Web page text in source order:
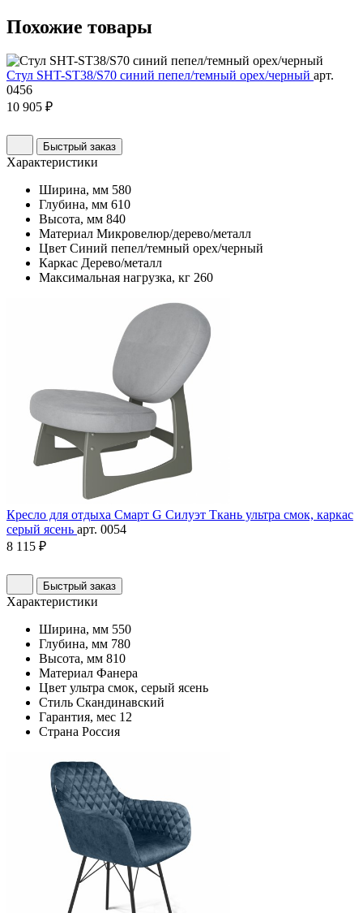
Похожие товары
Стул SHT-ST38/S70 синий пепел/темный орех/черный арт.
0456
10 905 ₽
Быстрый заказ
Характеристики
Ширина, мм 580
Глубина, мм 610
Высота, мм 840
Материал Микровелюр/дерево/металл
Цвет Синий пепел/темный орех/черный
Каркас Дерево/металл
Максимальная нагрузка, кг 260
Кресло для отдыха Смарт G Силуэт Ткань ультра смок, каркас
серый ясень арт. 0054
8 115 ₽
Быстрый заказ
Характеристики
Ширина, мм 550
Глубина, мм 780
Высота, мм 810
Материал Фанера
Цвет ультра смок, серый ясень
Стиль Скандинавский
Гарантия, мес 12
Страна Россия